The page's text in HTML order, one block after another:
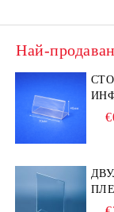
Най-
A6